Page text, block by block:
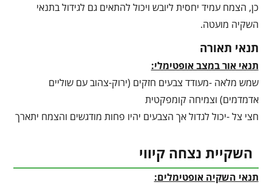
כן, הצמח עמיד יחסית ליובש ויכול להתאים גם לגידול בתנאי
השקיה מועטה.
תנאי תאורה
תנאי אור במצב אופטימלי:
שמש מלאה -מעודד צבעים חזקים (ירוק-צהוב עם שוליים
אדמדמים) וצמיחה קומפקטית
חצי צל -יכול לגדול אך הצבעים יהיו פחות מודגשים והצמח יתארך
השקיית נצחה קיווי
תנאי השקיה אופטימלים: